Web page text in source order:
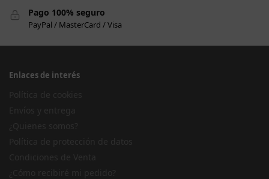
Pago 100% seguro
PayPal / MasterCard / Visa
Enlaces de interés